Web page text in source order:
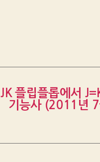
JK 플립플롭에서
기능사 (2011년